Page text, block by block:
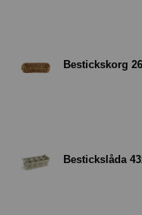
Bestickskorg
Bestickslåda